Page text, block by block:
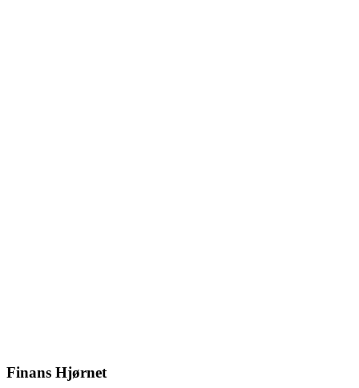
Finans Hjørnet